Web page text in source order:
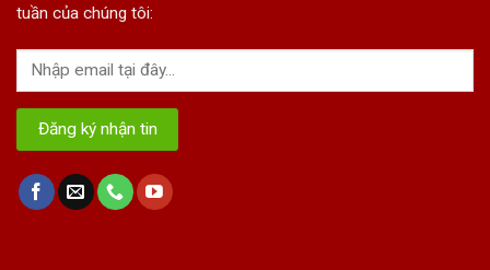
tuần của chúng tôi: